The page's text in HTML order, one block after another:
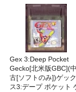
Gex 3:Deep Pocket
Gecko[北米版GBC](中
古[ソフトのみ])ゲック
ス3:デープ ポケット